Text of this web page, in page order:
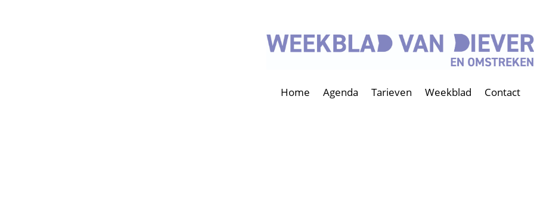
Home Agenda Tarieven Weekblad Contact